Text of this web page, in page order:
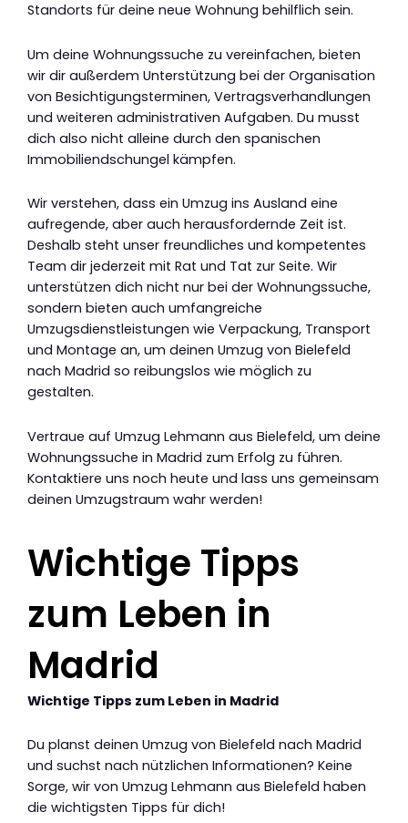
Standorts für deine neue Wohnung behilflich sein.
Um deine Wohnungssuche zu vereinfachen, bieten
wir dir außerdem Unterstützung bei der Organisation
von Besichtigungsterminen, Vertragsverhandlungen
und weiteren administrativen Aufgaben. Du musst
dich also nicht alleine durch den spanischen
Immobiliendschungel kämpfen.
Wir verstehen, dass ein Umzug ins Ausland eine
aufregende, aber auch herausfordernde Zeit ist.
Deshalb steht unser freundliches und kompetentes
Team dir jederzeit mit Rat und Tat zur Seite. Wir
unterstützen dich nicht nur bei der Wohnungssuche,
sondern bieten auch umfangreiche
Umzugsdienstleistungen wie Verpackung, Transport
und Montage an, um deinen Umzug von Bielefeld
nach Madrid so reibungslos wie möglich zu
gestalten.
Vertraue auf Umzug Lehmann aus Bielefeld, um deine
Wohnungssuche in Madrid zum Erfolg zu führen.
Kontaktiere uns noch heute und lass uns gemeinsam
deinen Umzugstraum wahr werden!
Wichtige Tipps
zum Leben in
Madrid
Wichtige Tipps zum Leben in Madrid
Du planst deinen Umzug von Bielefeld nach Madrid
und suchst nach nützlichen Informationen? Keine
Sorge, wir von Umzug Lehmann aus Bielefeld haben
die wichtigsten Tipps für dich!